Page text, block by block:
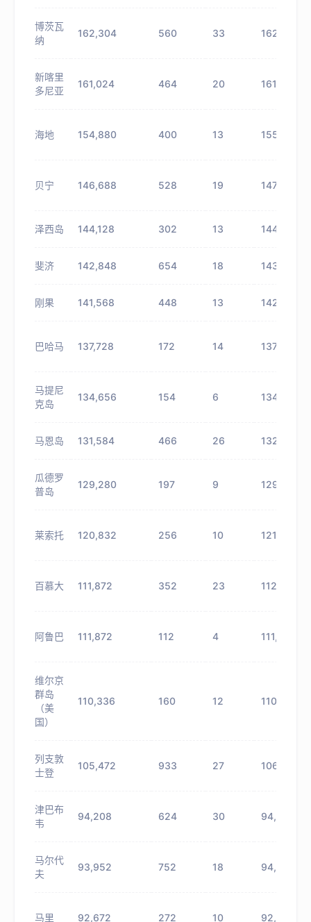
博茨瓦
纳
162,304 560 33 162,864
新喀里
多尼亚
161,024 464 20 161,488
海地 154,880 400 13 155,280
贝宁 146,688 528 19 147,216
泽西岛 144,128 302 13 144,430
斐济 142,848 654 18 143,502
刚果 141,568 448 13 142,016
巴哈马 137,728 172 14 137,900
马提尼
克岛
134,656 154 6 134,810
马恩岛 131,584 466 26 132,050
瓜德罗
普岛
129,280 197 9 129,477
莱索托 120,832 256 10 121,088
百慕大 111,872 352 23 112,224
阿鲁巴 111,872 112 4 111,984
维尔京
群岛
（美
国）
110,336 160 12 110,496
列支敦
士登
105,472 933 27 106,405
津巴布
韦
94,208 624 30 94,832
马尔代
夫
93,952 752 18 94,704
马里 92,672 272 10 92,944